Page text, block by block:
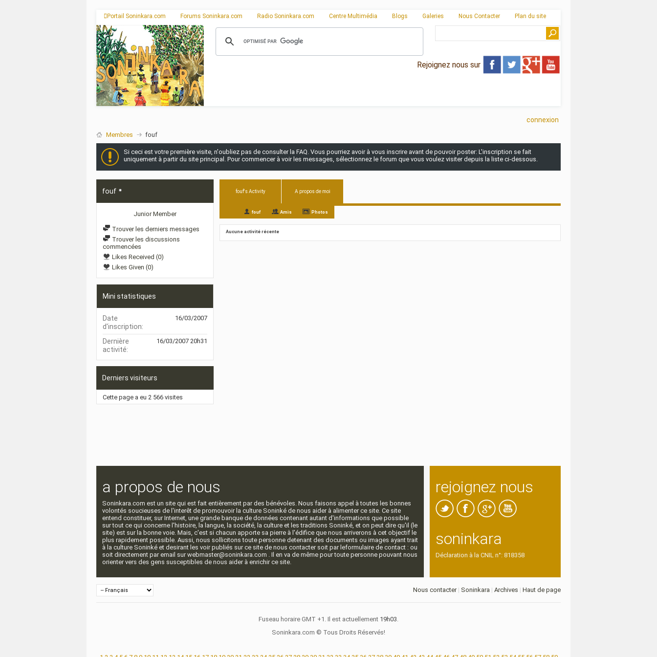
Portail Soninkara.com Forums Soninkara.com Radio Soninkara.com Centre Multimédia Blogs Galeries Nous Contacter Plan du site
Rejoignez nous sur
connexion
Membres fouf
Si ceci est votre première visite, n'oubliez pas de consulter la FAQ. Vous pourriez avoir à vous inscrire avant de pouvoir poster: L'inscription se fait
uniquement à partir du site principal. Pour commencer à voir les messages, sélectionnez le forum que vous voulez visiter depuis la liste ci-dessous.
fouf
Junior Member
Trouver les derniers messages
Trouver les discussions
commencées
Likes Received (0)
Likes Given (0)
Mini statistiques
Date
d'inscription
16/03/2007
Dernière
activité
16/03/2007 20h31
Derniers visiteurs
Cette page a eu 2 566 visites
fouf's Activity A propos de moi
fouf Amis Photos
Aucune activité récente
a propos de nous
Soninkara.com est un site qui est fait entièrement par des bénévoles. Nous faisons appel à toutes les bonnes
volontés soucieuses de l'interêt de promouvoir la culture Soninké de nous aider à alimenter ce site. Ce site
entend constituer, sur Internet, une grande banque de données contenant autant d'informations que possible
sur tout ce qui concerne l'histoire, la langue, la société, la culture et les traditions Soninké, et on peut dire qu'il (le
site) est sur la bonne voie. Mais, c'est si chacun apporte sa pierre à l'édifice que nous arriverons à cet objectif le
plus rapidement possible. Aussi, nous sollicitons toute personne detenant des documents ou images ayant trait
à la culture Soninké et desirant les voir publiés sur ce site de nous contacter soit par leformulaire de contact : ou
soit directement par email sur webmaster@soninkara.com . Il en va de même pour toute personne pouvant nous
orienter vers des gens susceptibles de nous aider à enrichir ce site.
rejoignez nous
soninkara
Déclaration à la CNIL n°: 818358
Nous contacter| Soninkara | Archives | Haut de page
Fuseau horaire GMT +1. Il est actuellement 19h03.
Soninkara.com © Tous Droits Réservés!